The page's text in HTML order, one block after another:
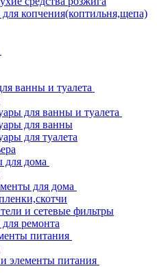
копчения(коптильня,щепа)
ванны и туалета
для ванны и туалета
для ванны
для туалета
для дома
для дома
и сетевые фильтры
ремонта
питания
элементы питания